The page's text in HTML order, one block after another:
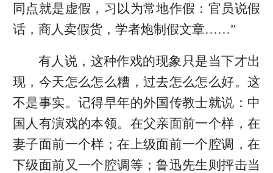
同点就是虚假，习以为常地作假：官员说假
话，商人卖假货，学者炮制假文章……”
有人说，这种作戏的现象只是当下才出
现，今天怎么怎么糟，过去怎么怎么好。这
不是事实。记得早年的外国传教士就说：中
国人有演戏的本领。在父亲面前一个样，在
妻子面前一个样；在上级面前一个腔调，在
下级面前又一个腔调等；鲁迅先生则抨击当